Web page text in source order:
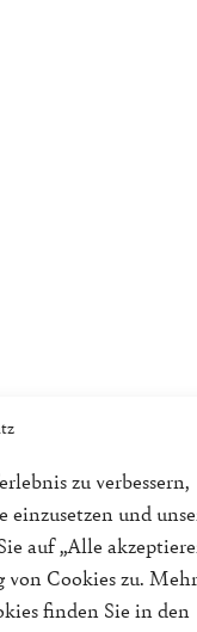
zu verbessern,
einzusetzen und
auf „Alle
von Cookies zu. Mehr
finden Sie in den